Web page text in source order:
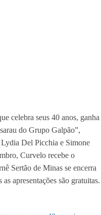
celebra seus 40 anos, ganha
do Grupo Galpão”,
Lydia Del Picchia e Simone
Curvelo recebe o
Sertão de Minas se encerra
apresentações são gratuitas.